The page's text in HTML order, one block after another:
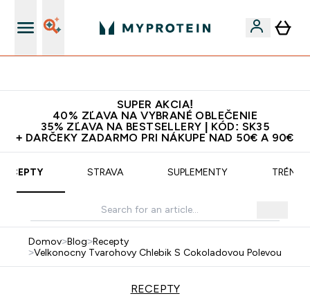
SUPER AKCIA!
40% ZĽAVA NA VYBRANÉ OBLEČENIE
35% ZĽAVA NA BESTSELLERY | KÓD: SK35
+ DARČEKY ZADARMO PRI NÁKUPE NAD 50€ A 90€
STRAVA SUPLEMENTY
Domov>Blog>Recepty
>Velkonocny Tvarohovy Chlebik S Cokoladovou Polevou
RECEPTY